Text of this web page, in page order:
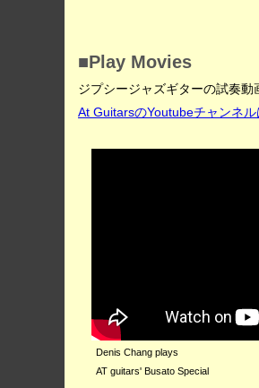
■Play Movies
ジプシージャズギターの試奏動
At GuitarsのYoutubeチャンネル
Denis Chang plays
AT guitars' Busato Special